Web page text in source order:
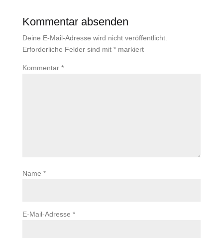
Kommentar absenden
Deine E-Mail-Adresse wird nicht veröffentlicht.
Erforderliche Felder sind mit *markiert
Kommentar *
Name *
E-Mail-Adresse *